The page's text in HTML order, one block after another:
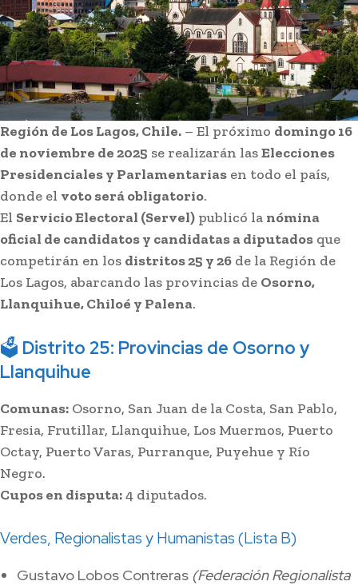
Región de Los Lagos, Chile. – El próximo domingo 16
de noviembre de 2025 se realizarán lasElecciones
Presidenciales y Parlamentarias en todo el país,
donde el voto será obligatorio.
El Servicio Electoral (Servel) publicó la nómina
oficial de candidatos y candidatas a diputados que
competirán en los distritos 25 y 26 de la Región de
Los Lagos, abarcando las provincias de Osorno,
Llanquihue, Chiloé y Palena.
🗳 Distrito 25: Provincias de Osorno y
Llanquihue
Comunas: Osorno, San Juan de la Costa, San Pablo,
Fresia, Frutillar, Llanquihue, Los Muermos, Puerto
Octay, Puerto Varas, Purranque, Puyehue y Río
Negro.
Cupos en disputa:4 diputados.
Verdes, Regionalistas y Humanistas (Lista B)
Gustavo Lobos Contreras (Federación Regionalista